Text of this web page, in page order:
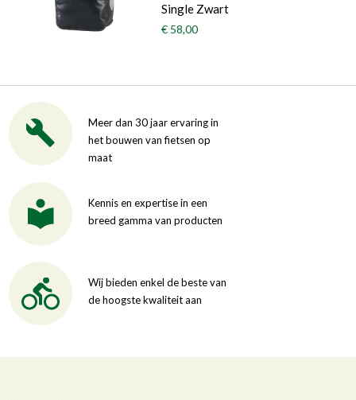
Single Zwart
€ 58,00
Meer dan 30 jaar ervaring in
het bouwen van fietsen op
maat
Kennis en expertise in een
breed gamma van producten
Wij bieden enkel de beste van
de hoogste kwaliteit aan